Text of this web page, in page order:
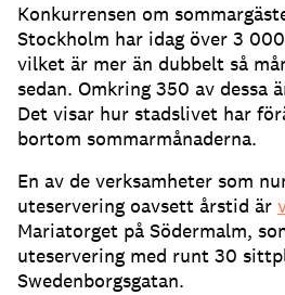
Konkurrensen om
Stockholm har idag över 3
vilket är mer än dubbelt så
sedan. Omkring 350 av dessa
Det visar hur stadslivet har
bortom sommarmånaderna.
En av de verksamheter som
uteservering oavsett årstid är
Mariatorget på Södermalm,
uteservering med runt 30
Swedenborgsgatan.